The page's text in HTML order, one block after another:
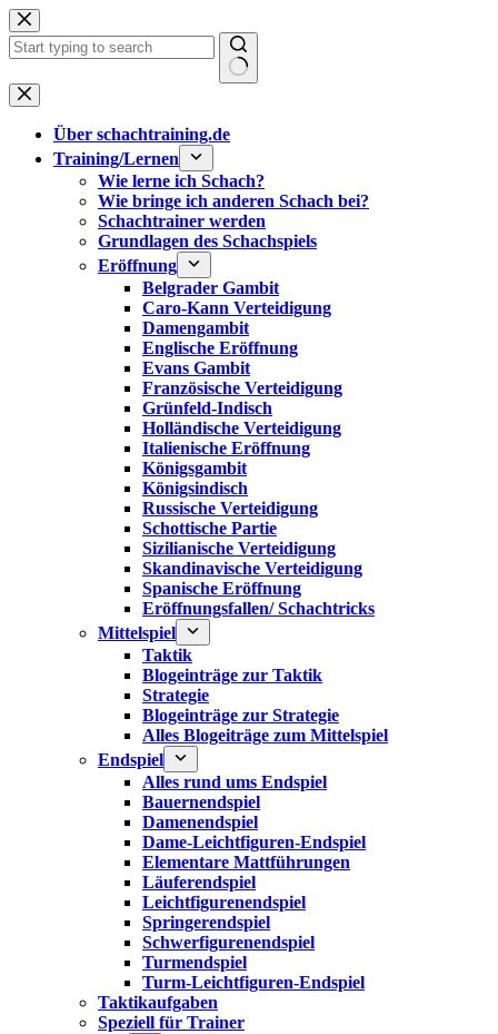
Zum
Inhalt
springen
Keine
Ergebnisse
Über schachtraining.de
Training/Lernen
Wie lerne ich Schach?
Wie bringe ich anderen Schach bei?
Schachtrainer werden
Grundlagen des Schachspiels
Eröffnung
Belgrader Gambit
Caro-Kann Verteidigung
Damengambit
Englische Eröffnung
Evans Gambit
Französische Verteidigung
Grünfeld-Indisch
Holländische Verteidigung
Italienische Eröffnung
Königsgambit
Königsindisch
Russische Verteidigung
Schottische Partie
Sizilianische Verteidigung
Skandinavische Verteidigung
Spanische Eröffnung
Eröffnungsfallen/ Schachtricks
Mittelspiel
Taktik
Blogeinträge zur Taktik
Strategie
Blogeinträge zur Strategie
Alles Blogeiträge zum Mittelspiel
Endspiel
Alles rund ums Endspiel
Bauernendspiel
Damenendspiel
Dame-Leichtfiguren-Endspiel
Elementare Mattführungen
Läuferendspiel
Leichtfigurenendspiel
Springerendspiel
Schwerfigurenendspiel
Turmendspiel
Turm-Leichtfiguren-Endspiel
Taktikaufgaben
Speziell für Trainer